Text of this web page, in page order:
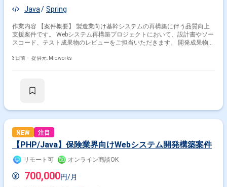
Java
Spring
作業内容 【案件概要】 製造業向け基幹システムの再構築に伴う品質向上
支援案件です。 Webシステム再構築プロジェクトにおいて、設計書やソー
スコード、テスト成果物のレビューをご担当いただきます。 開発成果物の
を推進していただきます。 Java(Spring Boot)やOracleを利用した開発経験
内容のレビュー、改善提案 ・品質課題の抽出およびレビュー結果のフィー
3日前・ 提供元: Midworks
NEW 注目
【PHP/Java】保険業界向けWebシステム開発構築案件
リモート可 オンライン商談OK
700,000円/月